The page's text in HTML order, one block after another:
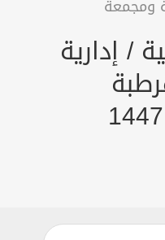
ومجمعة
/ إدارية